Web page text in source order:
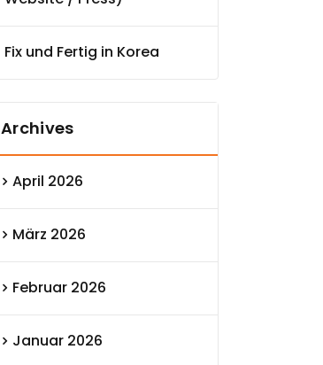
Fix und Fertig in Korea
Archives
April 2026
März 2026
Februar 2026
Januar 2026